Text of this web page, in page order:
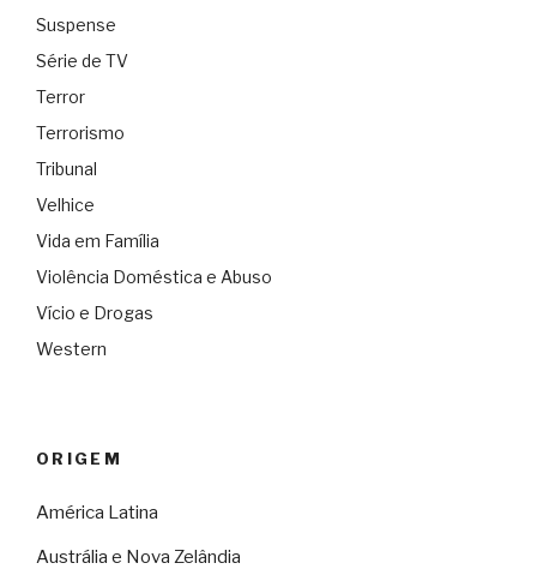
Suspense
Série de TV
Terror
Terrorismo
Tribunal
Velhice
Vida em Família
Violência Doméstica e Abuso
Vício e Drogas
Western
ORIGEM
América Latina
Austrália e Nova Zelândia